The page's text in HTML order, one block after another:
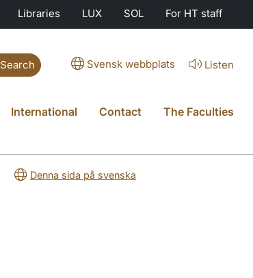
Libraries LUX SOL For HT staff
Search Svensk webbplats Listen
International Contact The Faculties
Denna sida på svenska